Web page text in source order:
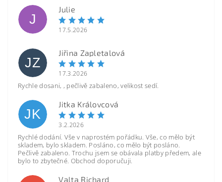
J
Julie
17.5.2026
JZ
Jiřina Zapletalová
17.3.2026
Rychle dosani, , pečlivě zabaleno, velikost sedí.
JK
Jitka Královcová
3.2.2026
Rychlé dodání. Vše v naprostém pořádku. Vše, co mělo být
skladem, bylo skladem. Posláno, co mělo být posláno.
Pečlivě zabaleno. Trochu jsem se obávala platby předem, ale
bylo to zbytečné. Obchod doporučuji.
Valta Richard